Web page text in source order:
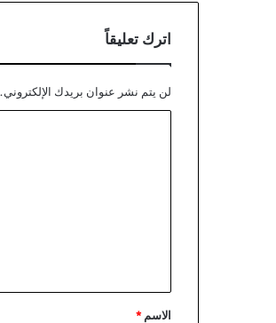
اترك تعليقاً
لن يتم نشر عنوان بريدك الإلكتروني.
*
الاسم *